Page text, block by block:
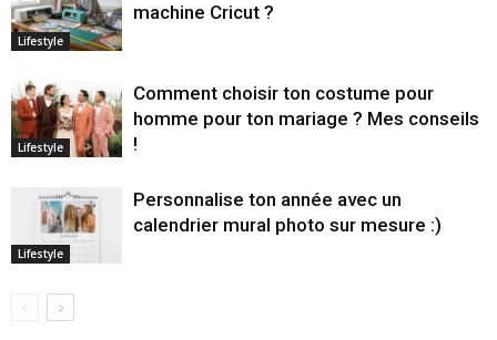
Lifestyle
machine Cricut ?
Lifestyle
Comment choisir ton costume pour
homme pour ton mariage ? Mes conseils
!
Lifestyle
Personnalise ton année avec un
calendrier mural photo sur mesure :)